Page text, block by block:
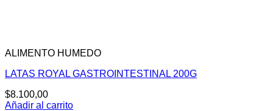
ALIMENTO HUMEDO
LATAS ROYAL GASTROINTESTINAL 200G
$8.100,00
Añadir al carrito